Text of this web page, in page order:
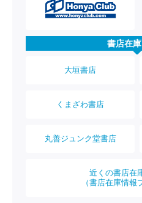
書店在
大垣書店
くまざわ書店
丸善ジュンク堂書店
近くの書店在
（書店在庫情報